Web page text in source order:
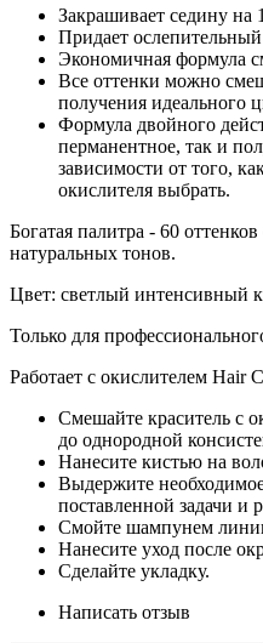
Закрашивает седину на
Придает ослепительный
Экономичная формула
Все оттенки можно
получения идеального
Формула двойного
перманентное, так и
зависимости от того,
окислителя выбрать.
Богатая палитра - 60
натуральных тонов.
Цвет: светлый интенсивный
Только для
Работает с окислителем
Смешайте краситель с
до однородной
Нанесите кистью на
Выдержите
поставленной задачи и
Смойте шампунем
Нанесите уход после
Сделайте укладку.
Написать отзыв